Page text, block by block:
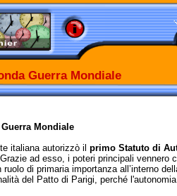
Guerra Mondiale
Mondiale
italiana autorizzò il primo Statuto di
ad esso, i poteri principali vennero
di primaria importanza all’interno
del Patto di Parigi, perché